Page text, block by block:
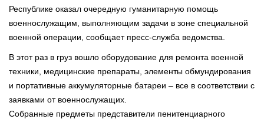
Республике оказал очередную гуманитарную помощь
военнослужащим, выполняющим задачи в зоне специальной
военной операции, сообщает пресс-служба ведомства.
В этот раз в груз вошло оборудование для ремонта военной
техники, медицинские препараты, элементы обмундирования
и портативные аккумуляторные батареи – все в соответствии с
заявками от военнослужащих.
Собранные предметы представители пенитенциарного